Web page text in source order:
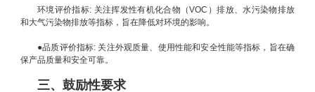
环境评价指标: 关注挥发性有机化合物（VOC）排放、水污染物排放
和大气污染物排放等指标，旨在降低对环境的影响。
●品质评价指标: 关注外观质量、使用性能和安全性能等指标，旨在确
保产品质量和安全可靠。
三、鼓励性要求